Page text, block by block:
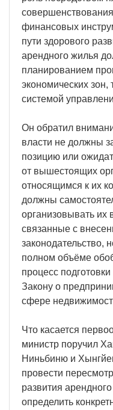
финансовых
пути здорового
арендного жилья
планированием
экономических
системой
Он обратил
власти не должны
позицию или
от вышестоящих
относящимся к их
должны
организовывать
связанные с
законодательство,
полном объёме
процесс
Закону о
сфере
Что касается
министр поручил
Ниньбиню и
провести
развития
определить